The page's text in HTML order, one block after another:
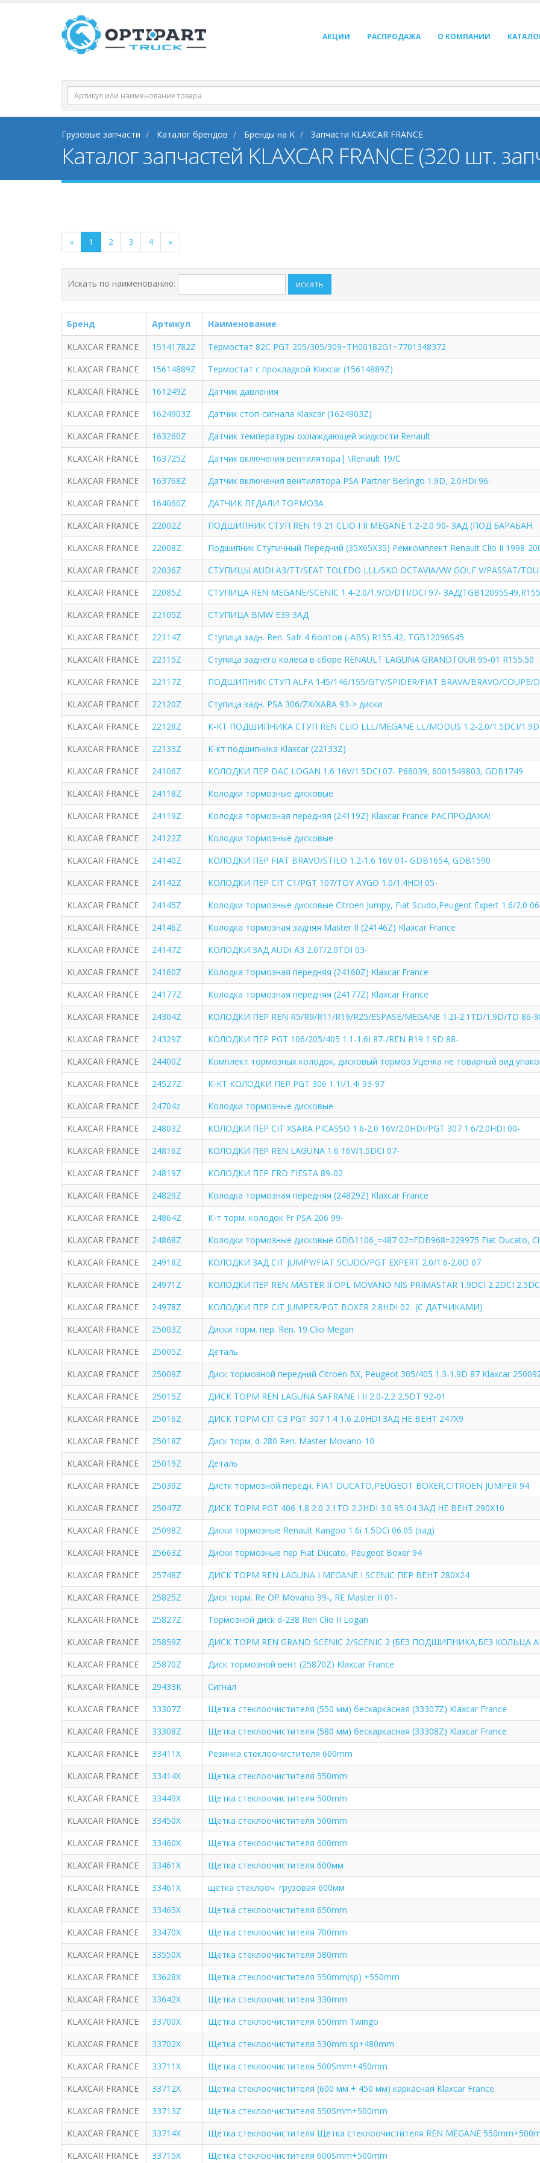
АКЦИИ РАСПРОДАЖА О КОМПАНИИ
Грузовые запчасти Каталог брендов Бренды на K Запчасти KLAXCAR FRANCE
Каталог запчастей KLAXCAR FRANCE (320 шт.
« 1 2 3 4 »
Искать по наименованию: искать
Бренд Артикул
Наименование
KLAXCAR FRANCE
15141782Z
Термостат 82С PGT 205/305/309=TH00182G1=7701348372
KLAXCAR FRANCE
15614889Z
Термостат с прокладкой Klaxcar (15614889Z)
KLAXCAR FRANCE
161249Z
Датчик давления
KLAXCAR FRANCE
1624903Z
Датчик стоп-сигнала Klaxcar (1624903Z)
KLAXCAR FRANCE
163260Z
Датчик температуры охлаждающей жидкости Renault
KLAXCAR FRANCE
163725Z
Датчик включения вентилятора| \Renault 19/C
KLAXCAR FRANCE
163768Z
Датчик включения вентилятора PSA Partner Berlingo 1.9D, 2.0HDi 96-
KLAXCAR FRANCE
164060Z
ДАТЧИК ПЕДАЛИ ТОРМОЗА
KLAXCAR FRANCE
22002Z
ПОДШИПНИК СТУП REN 19 21 CLIO I II MEGANE 1.2-2.0 90- ЗАД (ПОД БАРАБАН
KLAXCAR FRANCE
22008Z
Подшипник Ступичный Передний (35X65X35) Ремкомплект Renault Clio Ii 1998-
KLAXCAR FRANCE
22036Z
СТУПИЦЫ AUDI A3/TT/SEAT TOLEDO LLL/SKO OCTAVIA/VW GOLF V/PASSAT/
KLAXCAR FRANCE
22085Z
СТУПИЦА REN MEGANE/SCENIC 1.4-2.0/1.9/D/DTI/DCI 97-
KLAXCAR FRANCE
22105Z
СТУПИЦА BMW E39 ЗАД
KLAXCAR FRANCE
22114Z
Ступица задн. Ren. Safr 4 болтов (-ABS) R155.42, TGB12096S45
KLAXCAR FRANCE
22115Z
Ступица заднего колеса в сборе RENAULT LAGUNA GRANDTOUR 95-01 R155.50
KLAXCAR FRANCE
22117Z
ПОДШИПНИК СТУП ALFA 145/146/155/GTV/SPIDER/FIAT BRAVA/BRAVO/COUPE/
KLAXCAR FRANCE
22120Z
Ступица задн. PSA 306/ZX/XARA 93-> диски
KLAXCAR FRANCE
22128Z
К-КТ ПОДШИПНИКА СТУП REN CLIO LLL/MEGANE LL/MODUS 1.2-2.0/1.5DCI/
KLAXCAR FRANCE
22133Z
К-кт подшипника Klaxcar (22133Z)
KLAXCAR FRANCE
24106Z
КОЛОДКИ ПЕР DAC LOGAN 1.6 16V/1.5DCI 07- P68039, 6001549803, GDB1749
KLAXCAR FRANCE
24118Z
Колодки тормозные дисковые
KLAXCAR FRANCE
24119Z
Колодка тормозная передняя (24119Z) Klaxcar France РАСПРОДАЖА!
KLAXCAR FRANCE
24122Z
Колодки тормозные дисковые
KLAXCAR FRANCE
24140Z
КОЛОДКИ ПЕР FIAT BRAVO/STILO 1.2-1.6 16V 01- GDB1654, GDB1590
KLAXCAR FRANCE
24142Z
КОЛОДКИ ПЕР CIT C1/PGT 107/TOY AYGO 1.0/1.4HDI 05-
KLAXCAR FRANCE
24145Z
Колодки тормозные дисковые Citroen Jumpy, Fiat Scudo,Peugeot Expert 1.6/2.0
KLAXCAR FRANCE
24146Z
Колодка тормозная задняя Master II (24146Z) Klaxcar France
KLAXCAR FRANCE
24147Z
КОЛОДКИ ЗАД AUDI A3 2.0T/2.0TDI 03-
KLAXCAR FRANCE
24160Z
Колодка тормозная передняя (24160Z) Klaxcar France
KLAXCAR FRANCE
24177Z
Колодка тормозная передняя (24177Z) Klaxcar France
KLAXCAR FRANCE
24304Z
КОЛОДКИ ПЕР REN R5/R9/R11/R19/R25/ESPASE/MEGANE 1.2I-2.1TD/1.9D/TD 86-
KLAXCAR FRANCE
24329Z
КОЛОДКИ ПЕР PGT 106/205/405 1.1-1.6I 87-/REN R19 1.9D 88-
KLAXCAR FRANCE
24400Z
Комплект тормозных колодок, дисковый тормоз Уценка не товарный вид
KLAXCAR FRANCE
24527Z
К-КТ КОЛОДКИ ПЕР PGT 306 1.1I/1.4I 93-97
KLAXCAR FRANCE
24704z
Колодки тормозные дисковые
KLAXCAR FRANCE
24803Z
КОЛОДКИ ПЕР CIT XSARA PICASSO 1.6-2.0 16V/2.0HDI/PGT 307 1.6/2.0HDI 00-
KLAXCAR FRANCE
24816Z
КОЛОДКИ ПЕР REN LAGUNA 1.6 16V/1.5DCI 07-
KLAXCAR FRANCE
24819Z
КОЛОДКИ ПЕР FRD FIESTA 89-02
KLAXCAR FRANCE
24829Z
Колодка тормозная передняя (24829Z) Klaxcar France
KLAXCAR FRANCE
24864Z
К-т торм. колодок Fr PSA 206 99-
KLAXCAR FRANCE
24868Z
Колодки тормозные дисковые GDB1106_=487 02=FDB968=229975 Fiat Ducato,
KLAXCAR FRANCE
24918Z
КОЛОДКИ ЗАД CIT JUMPY/FIAT SCUDO/PGT EXPERT 2.0/1.6-2.0D 07
KLAXCAR FRANCE
24971Z
КОЛОДКИ ПЕР REN MASTER II OPL MOVANO NIS PRIMASTAR 1.9DCI 2.2DCI 2.5DC
KLAXCAR FRANCE
24978Z
КОЛОДКИ ПЕР CIT JUMPER/PGT BOXER 2.8HDI 02- (С ДАТЧИКАМИ)
KLAXCAR FRANCE
25003Z
Диски торм. пер. Ren. 19 Clio Megan
KLAXCAR FRANCE
25005Z
Деталь
KLAXCAR FRANCE
25009Z
Диск тормозной передний Citroen BX, Peugeot 305/405 1.3-1.9D 87 Klaxcar
KLAXCAR FRANCE
25015Z
ДИСК ТОРМ REN LAGUNA SAFRANE I II 2.0-2.2 2.5DT 92-01
KLAXCAR FRANCE
25016Z
ДИСК ТОРМ CIT C3 PGT 307 1.4 1.6 2.0HDI ЗАД НЕ ВЕНТ 247X9
KLAXCAR FRANCE
25018Z
Диск торм. d-280 Ren. Master Movano-10
KLAXCAR FRANCE
25019Z
Деталь
KLAXCAR FRANCE
25039Z
Дистк тормозной передн. FIAT DUCATO,PEUGEOT BOXER,CITROEN JUMPER 94
KLAXCAR FRANCE
25047Z
ДИСК ТОРМ PGT 406 1.8 2.0 2.1TD 2.2HDI 3.0 95-04 ЗАД НЕ ВЕНТ 290X10
KLAXCAR FRANCE
25098Z
Диски тормозные Renault Kangoo 1.6i 1.5DCi 06.05 (зад)
KLAXCAR FRANCE
25663Z
Диски тормозные пер Fiat Ducato, Peugeot Boxer 94
KLAXCAR FRANCE
25748Z
ДИСК ТОРМ REN LAGUNA I MEGANE I SCENIC ПЕР ВЕНТ 280X24
KLAXCAR FRANCE
25825Z
Диск торм. Re OP Movano 99-, RE Master II 01-
KLAXCAR FRANCE
25827Z
Тормозной диск d-238 Ren Clio II Logan
KLAXCAR FRANCE
25859Z
ДИСК ТОРМ REN GRAND SCENIC 2/SCENIC 2 (БЕЗ ПОДШИПНИКА,БЕЗ КОЛЬЦА
KLAXCAR FRANCE
25870Z
Диск тормозной вент (25870Z) Klaxcar France
KLAXCAR FRANCE
29433K
Сигнал
KLAXCAR FRANCE
33307Z
Щетка стеклоочистителя (550 мм) бескаркасная (33307Z) Klaxcar France
KLAXCAR FRANCE
33308Z
Щетка стеклоочистителя (580 мм) бескаркасная (33308Z) Klaxcar France
KLAXCAR FRANCE
33411X
Резинка стеклоочистителя 600mm
KLAXCAR FRANCE
33414X
Щетка стеклоочистителя 550mm
KLAXCAR FRANCE
33449X
Щетка стеклоочистителя 500mm
KLAXCAR FRANCE
33450X
Щетка стеклоочистителя 500mm
KLAXCAR FRANCE
33460X
Щетка стеклоочистителя 600mm
KLAXCAR FRANCE
33461X
Щетка стеклоочистителя 600мм
KLAXCAR FRANCE
33461Х
щетка стеклооч. грузовая 600мм
KLAXCAR FRANCE
33465X
Щетка стеклоочистителя 650mm
KLAXCAR FRANCE
33470X
Щетка стеклоочистителя 700mm
KLAXCAR FRANCE
33550X
Щетка стеклоочистителя 580mm
KLAXCAR FRANCE
33628X
Щетка стеклоочистителя 550mm(sp) +550mm
KLAXCAR FRANCE
33642X
Щетка стеклоочистителя 330mm
KLAXCAR FRANCE
33700X
Щетка стеклоочистителя 650mm Twingo
KLAXCAR FRANCE
33702X
Щетка стеклоочистителя 530mm sp+480mm
KLAXCAR FRANCE
33711X
Щетка стеклоочистителя 500Smm+450mm
KLAXCAR FRANCE
33712X
Щетка стеклоочистителя (600 мм + 450 мм) каркасная Klaxcar France
KLAXCAR FRANCE
33713Z
Щетка стеклоочистителя 550Smm+500mm
KLAXCAR FRANCE
33714X
Щетка стеклоочистителя Щетка стеклоочистителя REN MEGANE
KLAXCAR FRANCE
33715X Щетка стеклоочистителя 600Smm+500mm